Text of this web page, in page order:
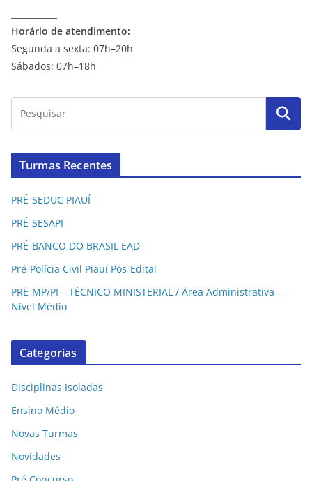
Horário de atendimento:
Segunda a sexta: 07h–20h
Sábados: 07h–18h
Turmas Recentes
PRÉ-SEDUC PIAUÍ
PRÉ-SESAPI
PRÉ-BANCO DO BRASIL EAD
Pré-Polícia Civil Piauí Pós-Edital
PRÉ-MP/PI – TÉCNICO MINISTERIAL / Área Administrativa –
Nível Médio
Categorias
Disciplinas Isoladas
Ensino Médio
Novas Turmas
Novidades